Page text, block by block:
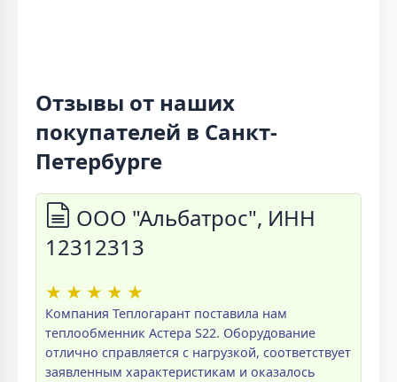
Отзывы от наших
покупателей в Санкт-
Петербурге
ООО "Альбатрос", ИНН
12312313
★ ★ ★ ★ ★
Компания Теплогарант поставила нам
теплообменник Астера S22. Оборудование
отлично справляется с нагрузкой, соответствует
заявленным характеристикам и оказалось